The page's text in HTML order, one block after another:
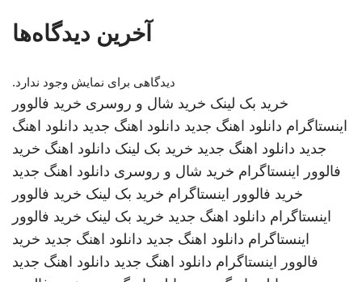
آخرین دیدگاه‌ها
دیدگاهی برای نمایش وجود ندارد.
خرید بک لینک خرید شال و روسری خرید فالوور
اینستاگرام دانلود اهنگ جدید دانلود اهنگ جدید دانلود اهنگ
جدید دانلود اهنگ جدید خرید بک لینک دانلود اهنگ خرید
فالوور اینستاگرام خرید شال و روسری دانلود اهنگ جدید
خرید فالوور اینستاگرام خرید بک لینک خرید فالوور
اینستاگرام دانلود اهنگ جدید خرید بک لینک خرید فالوور
اینستاگرام دانلود اهنگ جدید دانلود اهنگ جدید خرید
فالوور اینستاگرام دانلود اهنگ جدید دانلود اهنگ جدید